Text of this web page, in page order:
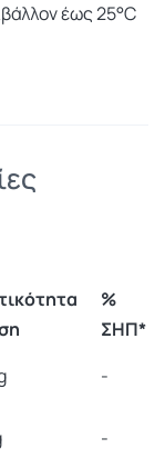
έως 25°C
%
ΣΗΠ*
-
-